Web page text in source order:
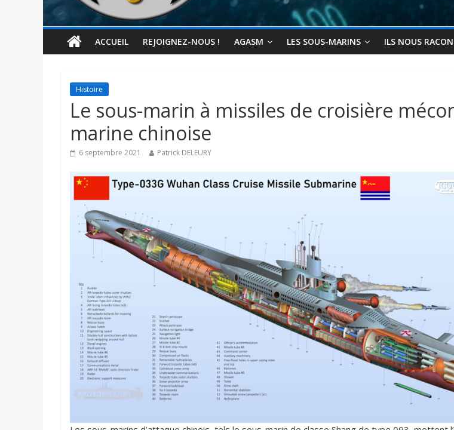
ACCUEIL REJOIGNEZ-NOUS ! AGASM LES SOUS-MARINS ILS NOUS
Histoire
Le sous-marin à missiles de croisière
marine chinoise
6 septembre 2021 Patrick DELEURY